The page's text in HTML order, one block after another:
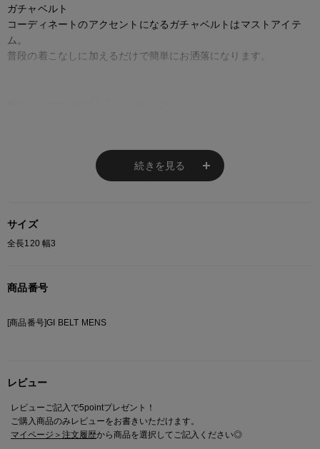
ガチャベルト
コーディネートのアクセントになるガチャベルトはマストアイテ
ム。
普段の着こなしに加えるだけで簡単にお洒落になります。
など細めのボトムからワイドパンツなどのボトムを選ばず合わせや
ベルトを垂らして少し見せるだけでコーデ全体のバランス感を整え
■デザイン、素材にこだわりました
した。
ルトは120cmと程よくチラ見せをできる絶妙な長さにこだわりまし
■大量受注も受け付けております
ダンスシーンや文化祭などチームで小物を揃えるアクセントとして
も人気です。
受注販売も受け付けております。
続きを見る
サイズ
全長120 幅3
商品番号
[商品番号]GI BELT MENS
レビュー
レビューご記入で5pointプレゼント！
ご購入商品のみレビューをお書きいただけます。
マイページ＞注文履歴から商品を選択してご記入ください◎